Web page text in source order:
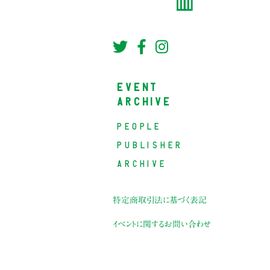
EVENT
ARCHIVE
PEOPLE
PUBLISHER
ARCHIVE
特定商取引法に基づく表記
イベントに関するお問い合わせ